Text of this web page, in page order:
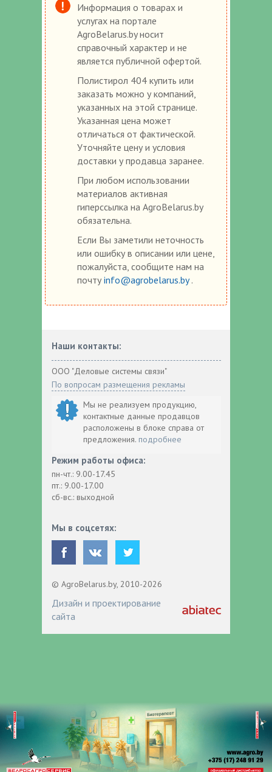
Информация о товарах и
услугах на портале
AgroBelarus.by носит
справочный характер и не
является публичной офертой.
Полистирол 404 купить или
заказать можно у компаний,
указанных на этой странице.
Указанная цена может
отличаться от фактической.
Уточняйте цену и условия
доставки у продавца заранее.
При любом использовании
материалов активная
гиперссылка на AgroBelarus.by
обязательна.
Если Вы заметили неточность
или ошибку в описании или цене,
пожалуйста, сообщите нам на
почту info@agrobelarus.by.
Наши контакты:
ООО "Деловые системы связи"
По вопросам размещения рекламы
Мы не реализуем продукцию,
контактные данные продавцов
расположены в блоке справа от
предложения. подробнее
Режим работы офиса:
пн-чт.: 9.00-17.45
пт.: 9.00-17.00
сб-вс.: выходной
Мы в соцсетях:
© AgroBelarus.by, 2010-2026
Дизайн и проектирование
сайта